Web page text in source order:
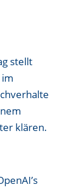
stellt
klären.